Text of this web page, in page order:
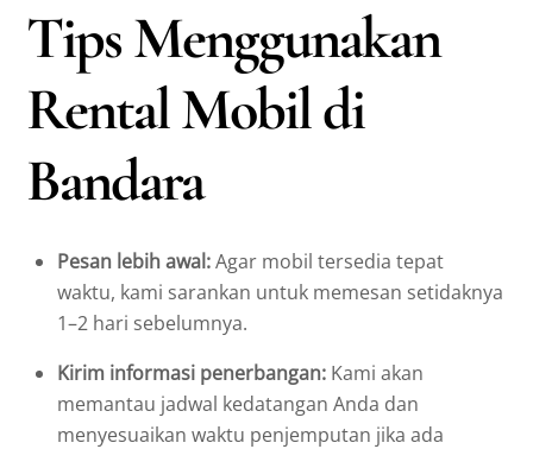
Tips Menggunakan
Rental Mobil di
Bandara
Pesan lebih awal:Agar mobil tersedia tepat
waktu, kami sarankan untuk memesan setidaknya
1–2 hari sebelumnya.
Kirim informasi penerbangan: Kami akan
memantau jadwal kedatangan Anda dan
menyesuaikan waktu penjemputan jika ada